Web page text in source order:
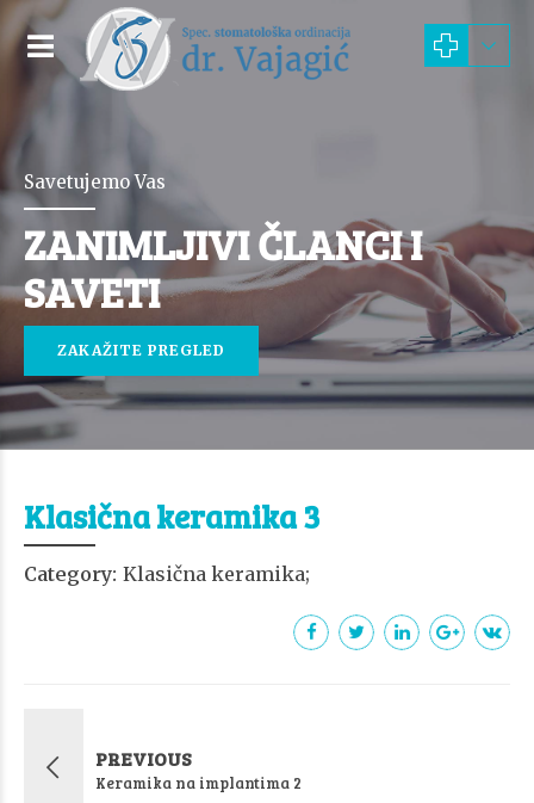
Savetujemo Vas
ZANIMLJIVI ČLANCI I
SAVETI
ZAKAŽITE PREGLED
Klasična keramika 3
Category Klasična keramika
PREVIOUS
Keramika na implantima 2